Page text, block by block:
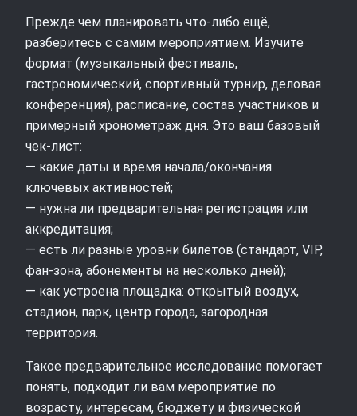
Прежде чем планировать что-либо ещё,
разберитесь с самим мероприятием. Изучите
формат (музыкальный фестиваль,
гастрономический, спортивный турнир, деловая
конференция), расписание, состав участников и
примерный хронометраж дня. Это ваш базовый
чек-лист:
— какие даты и время начала/окончания
ключевых активностей;
— нужна ли предварительная регистрация или
аккредитация;
— есть ли разные уровни билетов (стандарт, VIP,
фан-зона, абонементы на несколько дней);
— как устроена площадка: открытый воздух,
стадион, парк, центр города, загородная
территория.
Такое предварительное исследование помогает
понять, подходит ли вам мероприятие по
возрасту, интересам, бюджету и физической